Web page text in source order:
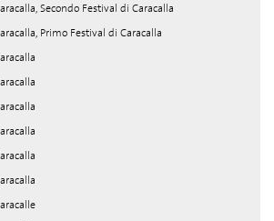
Secondo Festival di Caracalla
Primo Festival di Caracalla